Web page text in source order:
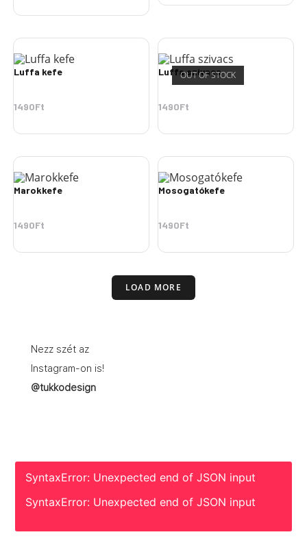
Luffa kefe
1490Ft
OUT OF STOCK
Luffa szivacs
1490Ft
Marokkefe
1490Ft
Mosogatókefe
1490Ft
LOAD MORE
Nezz szét az
Instagram-on is!
@tukkodesign
SyntaxError: Unexpected end of JSON input
SyntaxError: Unexpected end of JSON input